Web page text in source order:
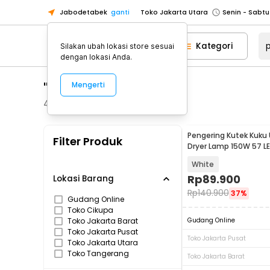
Jabodetabek ganti Toko Jakarta Utara
Toko Tangerang
Toko Cikupa
Pick n Go Jakarta Barat
Senin -
Toko Jakarta Barat
Senin -
Toko Tangerang
Senin - Jumat
Senin - Jumat
Kategori
"pengering kuku"
49
Filter Produk
Lokasi Barang
Gudang Online
Toko Cikupa
Toko Jakarta Barat
Toko Jakarta Pusat
Toko Jakarta Utara
Toko Tangerang
Pengering Kutek Kuku
Dryer Lamp 150W 57
White
Rp89.900
Rp140.900 37%
Gudang Online
Toko Jakarta Pusat
Toko Jakarta Barat
Silakan ubah lokasi store sesuai
dengan lokasi Anda.
Mengerti